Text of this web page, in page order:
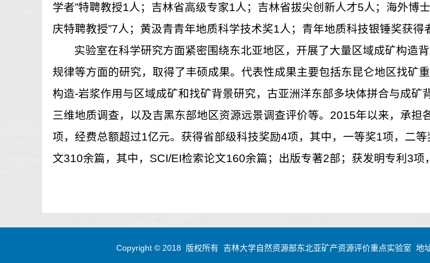
学者”特聘教授1人；吉林省高级专家1人；吉林省拔尖创新人才5人；海外博
庆特聘教授”7人；黄汲青青年地质科学技术奖1人；青年地质科技银锤奖获得
实验室在科学研究方面紧密围绕东北亚地区，开展了大量区域成矿构造
规律等方面的研究，取得了丰硕成果。代表性成果主要包括东昆仑地区找矿
构造-岩浆作用与区域成矿和找矿背景研究，古亚洲洋东部多块体拼合与成矿
三维地质调查，以及吉黑东部地区资源远景调查评价等。2015年以来，承担
项，经费总额超过1亿元。获得省部级科技奖励4项，其中，一等奖1项，二
文310余篇，其中，SCI/EI检索论文160余篇；出版专著2部；获发明专利3项
Copyright © 2018 版权所有 吉林大学自然资源部东北亚矿产资源评价重点实验室